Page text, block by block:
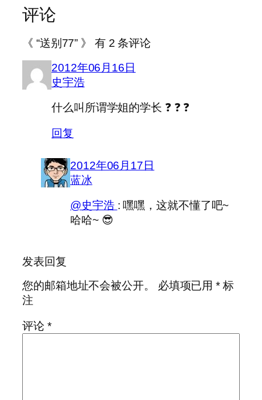
评论
《 “送别77” 》 有 2 条评论
2012年06月16日
史宇浩
什么叫所谓学姐的学长 ❓ ❓ ❓
回复
2012年06月17日
蓝冰
@史宇浩 : 嘿嘿，这就不懂了吧~
哈哈~ 😎
发表回复
您的邮箱地址不会被公开。
必填项已用* 标
注
评论 *